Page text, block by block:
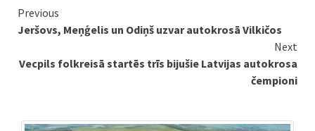
Continue
Reading
Previous
Jeršovs, Meņģelis un Odiņš uzvar autokrosā Vilkičos
Next
Vecpils folkreisā startēs trīs bijušie Latvijas autokrosa
čempioni